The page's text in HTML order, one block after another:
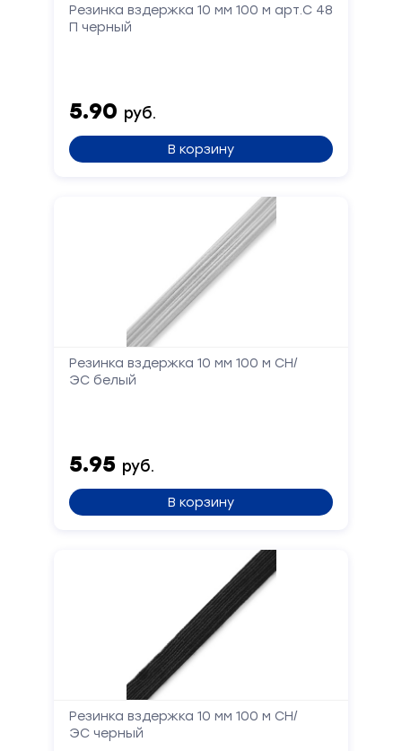
Резинка вздержка 10 мм 100 м арт.С 48
П черный
5.90 руб.
В корзину
Резинка вздержка 10 мм 100 м СН/
ЭС белый
5.95 руб.
В корзину
Резинка вздержка 10 мм 100 м СН/
ЭС черный